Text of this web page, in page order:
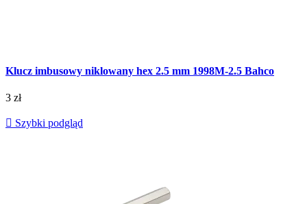
Klucz imbusowy niklowany hex 2.5 mm 1998M-2.5 Bahco
3 zł
 Szybki podgląd